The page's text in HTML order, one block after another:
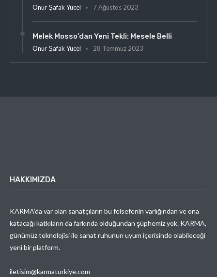
Onur Şafak Yücel 7 Ağustos 2023
Melek Mosso’dan Yeni Tekli: Mesele Belli
Onur Şafak Yücel 28 Temmuz 2023
HAKKIMIZDA
KARMA’da var olan sanatçıların bu felsefenin varlığından ve ona
katacağı katkıların da farkında olduğundan şüphemiz yok. KARMA,
günümüz teknolojisi ile sanat ruhunun uyum içerisinde olabileceği
yeni bir platform.
iletisim@karmaturkiye.com